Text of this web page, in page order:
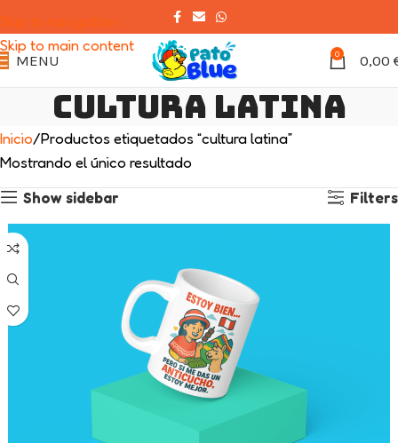
Skip to navigation
Skip to main content
MENU 0 0,00
cultura latina
Inicio Productos etiquetados “cultura latina”
Mostrando el único resultado
Show sidebar
Filters